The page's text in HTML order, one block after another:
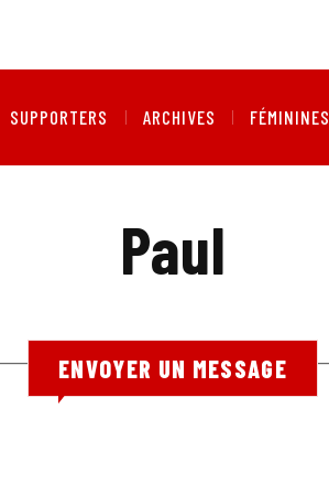
SUPPORTERS ARCHIVES FÉMININES
Paul
ENVOYER UN MESSAGE